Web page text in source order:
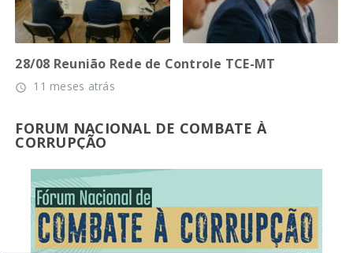
28/08 Reunião Rede de Controle TCE-MT
access_time 11 meses atrás
FORUM NACIONAL DE COMBATE À
CORRUPÇÃO